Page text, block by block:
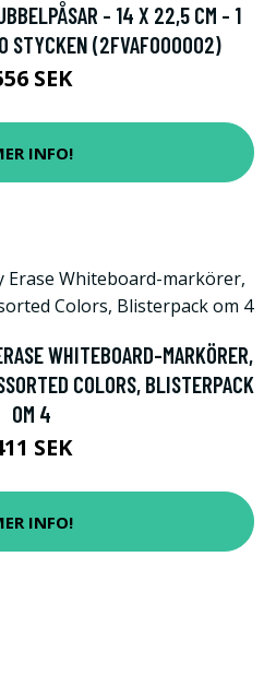
- 14 X 22,5 CM - 1
STYCKEN (2FVAF000002)
SEK
INFO!
WHITEBOARD-MARKÖRER,
COLORS, BLISTERPACK
OM 4
SEK
INFO!